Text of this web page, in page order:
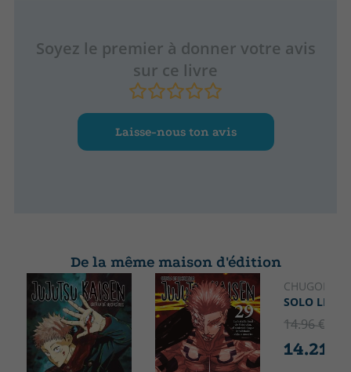
Soyez le premier à donner votre avis
sur ce livre
Laisse-nous ton avis
De la même maison d'édition
CHUGONG
SOLO
14.96 €
14.21 €